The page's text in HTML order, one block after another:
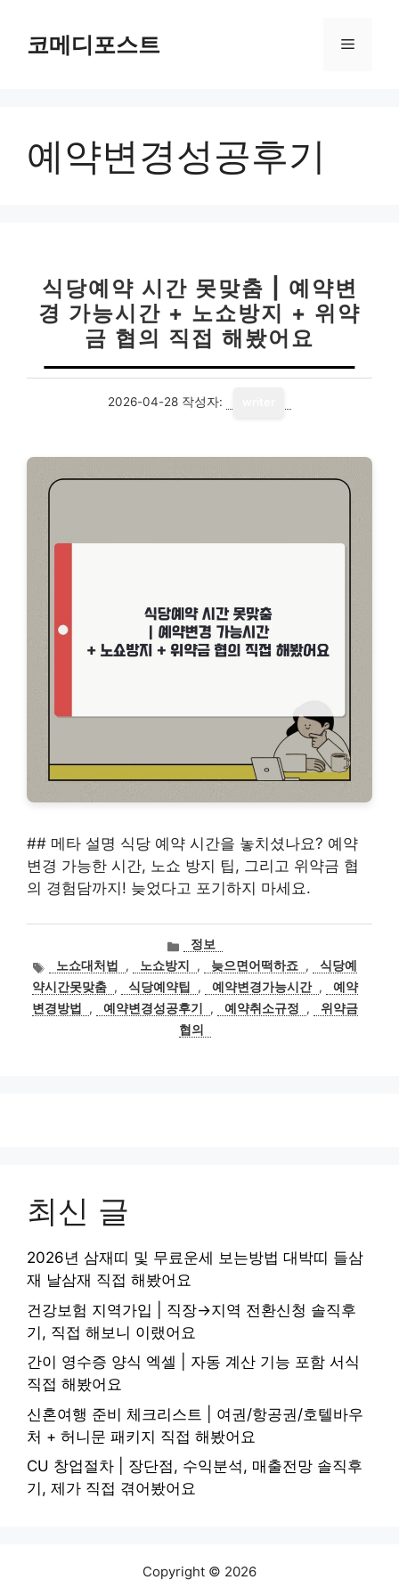
코메디포스트 메
예약변경성공후기
식당예약 시간 못맞춤 | 예약변
경 가능시간 + 노쇼방지 + 위약
금 협의 직접 해봤어요
2026-04-28 작성자:
## 메타 설명 식당 예약 시간을 놓치셨나요? 예약
변경 가능한 시간, 노쇼 방지 팁, 그리고 위약금 협
의 경험담까지! 늦었다고 포기하지 마세요.
카
테
고
리
정보
태
그
노쇼대처법 , 노쇼방지 , 늦으면어떡하죠 ,
식당예
약시간못맞춤 , 식당예약팁 , 예약변경가능시간 ,
예약
변경방법
, 예약변경성공후기 , 예약취소규정 ,
위약금
협의
최신 글
2026년 삼재띠 및 무료운세 보는방법 대박띠 들삼
재 날삼재 직접 해봤어요
건강보험 지역가입 | 직장→지역 전환신청 솔직후
기, 직접 해보니 이랬어요
간이 영수증 양식 엑셀 | 자동 계산 기능 포함 서식
직접 해봤어요
신혼여행 준비 체크리스트 | 여권/항공권/호텔바우
처 + 허니문 패키지 직접 해봤어요
CU 창업절차 | 장단점, 수익분석, 매출전망 솔직후
기, 제가 직접 겪어봤어요
Copyright © 2026